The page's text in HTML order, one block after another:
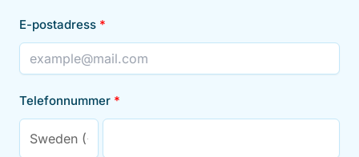
E-postadress
Telefonnummer